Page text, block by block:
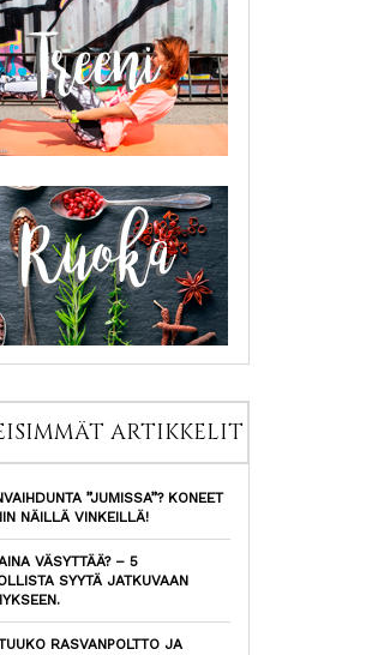
ARTIKKELIT
”JUMISSA”? KONEET
NÄILLÄ VINKEILLÄ!
VÄSYTTÄÄ? – 5
SYYTÄ JATKUVAAN
RASVANPOLTTO JA